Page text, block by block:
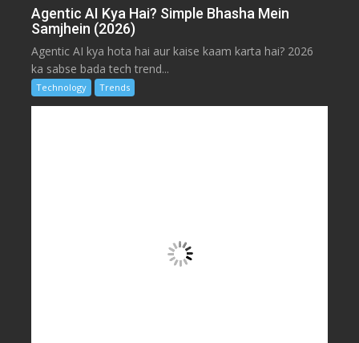
Agentic AI Kya Hai? Simple Bhasha Mein
Samjhein (2026)
Agentic AI kya hota hai aur kaise kaam karta hai? 2026
ka sabse bada tech trend...
Technology Trends